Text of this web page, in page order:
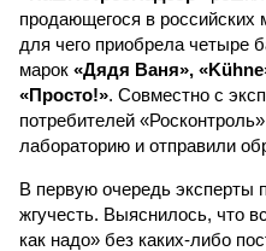
продающегося в российских
для чего приобрела четыре
марок «Дядя Ваня»,
«Просто!». Совместно с
потребителей
лабораторию и отправили
В первую очередь эксперты
жгучесть. Выяснилось, что
как надо» без каких-либо